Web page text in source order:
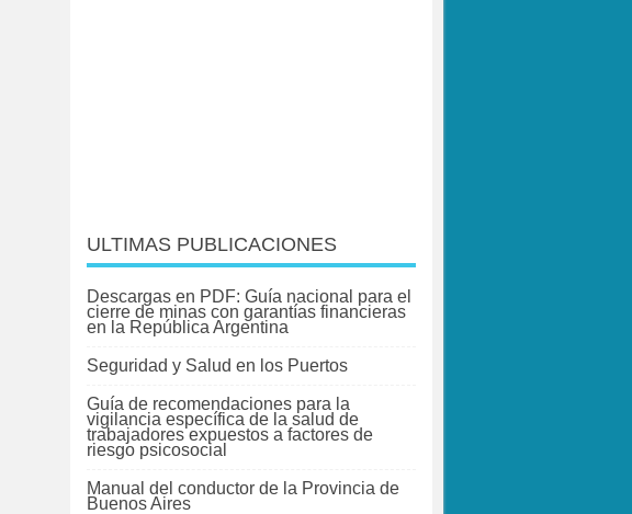
ULTIMAS PUBLICACIONES
Descargas en PDF: Guía nacional para el
cierre de minas con garantías financieras
en la República Argentina
Seguridad y Salud en los Puertos
Guía de recomendaciones para la
vigilancia específica de la salud de
trabajadores expuestos a factores de
riesgo psicosocial
Manual del conductor de la Provincia de
Buenos Aires